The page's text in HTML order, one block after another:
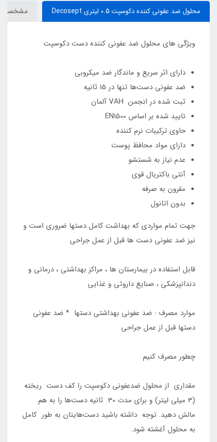
محلول ضد عفوني كننده دكوسپت 0.5 ليتري Decosept مشخصات
ویژگی های محلول ضد عفونی کننده دست دکوسپت
دارای اثر سریع و ماندگار ضد میکروبی
ضد عفونی دست‌ها تنها در 15 ثانیه
ثبت شده در انجمن VAH آلمان
تایید شده بر اساس EN1500
حاوی ترکیبات نرم کننده
دارای مواد محافظ پوست
عدم نیاز به شستشو
آنتی باکتریال قوی
مقرون به صرفه
بدون اتانول
جهت تمام مواردی که بهداشت کامل دستها ضروری است و
نیز ضد عفونی دست ها قبل از عمل جراحی
قابل استفاده در بیمارستان ها ، مراکز بهداشتی ، درمانی و
دندانپزشکی ، صنایع داروئی و غذایی
موارد مصرف : ضد عفونی بهداشتی دستها * ضد عفونی
دستها قبل از عمل جراحی
چطور مصرف کنیم
مقداری از محلول ضدعفونی دکوسپت را کف دست ریخته
(3 میلی لیتر) و برای مدت 30 ثانیه دست‌ها را به هم
مالش دهید. توجه داشته باشید دست‌هایتان به طور کامل
به محلول آغشته شود.